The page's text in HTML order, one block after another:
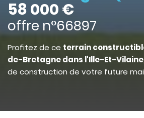
58 000 €
offre n°66897
Profitez de ce terrain
de-Bretagne dans l'Ille-Et-Vilaine
de construction de votre future